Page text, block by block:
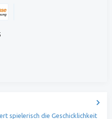
spielerisch die Geschicklichkeit